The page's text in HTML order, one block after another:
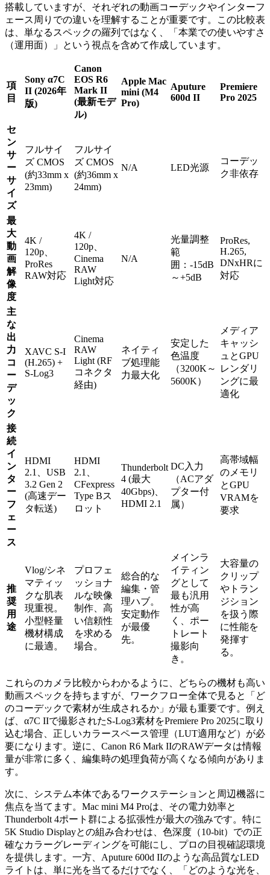
搭載していますが、それぞれの動画コーデックやインターフ
ェース周りでの違いを理解することが重要です。この比較表
は、単なるスペックの羅列ではなく、「本業での使いやすさ
（運用面）」という視点を含めて作成しています。
項
目
Sony α7C
II (2026年
版)
Canon
EOS R6
Mark II
(最新モデ
ル)
Apple Mac
mini (M4
Pro)
Aputure
600d II
Premiere
Pro 2025
セ
ン
サ
ー
サ
イ
ズ
フルサイ
ズ CMOS
(約33mm x
23mm)
フルサイ
ズ CMOS
(約36mm x
24mm)
N/A LED光源
コーデッ
ク非依存
最
大
動
画
解
像
度
4K /
120p、
ProRes
RAW対応
4K /
120p、
Cinema
RAW
Light対応
N/A
光量調整
範
囲：-15dB
～+5dB
ProRes,
H.265,
DNxHRに
対応
主
な
出
力
コ
ー
デ
ッ
ク
XAVC S-I
(H.265) +
S-Log3
Cinema
RAW
Light (RF
コネクタ
経由)
ネイティ
ブ処理能
力最大化
安定した
色温度
（3200K～
5600K）
メディア
キャッシ
ュとGPU
レンダリ
ングに最
適化
接
続
イ
ン
タ
ー
フ
ェ
ー
ス
HDMI
2.1、USB
3.2 Gen 2
(高速デー
タ転送)
HDMI
2.1、
CFexpress
Type Bス
ロット
Thunderbolt
4 (最大
40Gbps)、
HDMI 2.1
DC入力
（ACアダ
プター付
属）
高帯域幅
のメモリ
とGPU
VRAMを
要求
推
奨
用
途
Vlog/シネ
マティッ
クな肌表
現重視。
小型軽量
機材構成
に最適。
プロフェ
ッショナ
ルな映像
制作、高
い信頼性
を求める
場合。
総合的な
編集・管
理ハブ。
安定動作
が最優
先。
メインラ
イティン
グとして
最も汎用
性が高
く、ポー
トレート
撮影向
き。
大容量の
クリップ
やトラン
ジション
を扱う際
に性能を
発揮す
る。
これらのカメラ比較からわかるように、どちらの機材も高い
動画スペックを持ちますが、ワークフロー全体で見ると「ど
のコーデックで素材が生成されるか」が最も重要です。例え
ば、α7C IIで撮影されたS-Log3素材をPremiere Pro 2025に取り
込む場合、正しいカラースペース管理（LUT適用など）が必
要になります。逆に、Canon R6 Mark IIのRAWデータは情報
量が非常に多く、編集時の処理負荷が高くなる傾向がありま
す。
次に、システム本体であるワークステーションと周辺機器に
焦点を当てます。Mac mini M4 Proは、その電力効率と
Thunderbolt 4ポート群による拡張性が最大の強みです。特に
5K Studio Displayとの組み合わせは、色深度（10-bit）での正
確なカラーグレーディングを可能にし、プロの目視確認環境
を提供します。一方、Aputure 600d IIのような高品質なLED
ライトは、単に光を当てるだけでなく、「どのような光を、